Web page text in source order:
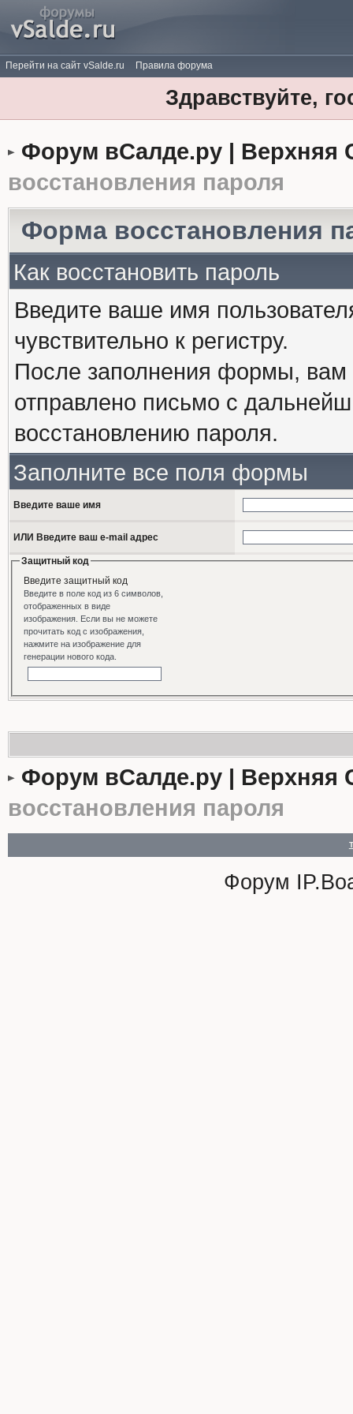
Перейти на сайт vSalde.ru Правила форума
Здравствуйте,
Форум вСалде.ру | Верхняя
восстановления пароля
Форма восстановления
Как восстановить пароль
Введите ваше имя
чувствительно к регистру.
После заполнения формы, вам
отправлено письмо с
восстановлению пароля.
Заполните все поля формы
Введите ваше имя
ИЛИ Введите ваш e-mail адрес
Защитный код
Введите защитный код
Введите в поле код из 6 символов,
отображенных в виде
изображения. Если вы не можете
прочитать код с изображения,
нажмите на изображение для
генерации нового кода.
Форум вСалде.ру | Верхняя
восстановления пароля
Форум